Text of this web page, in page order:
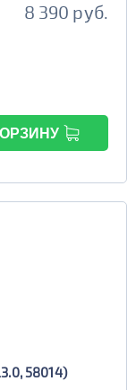
8 390 руб.
58014)